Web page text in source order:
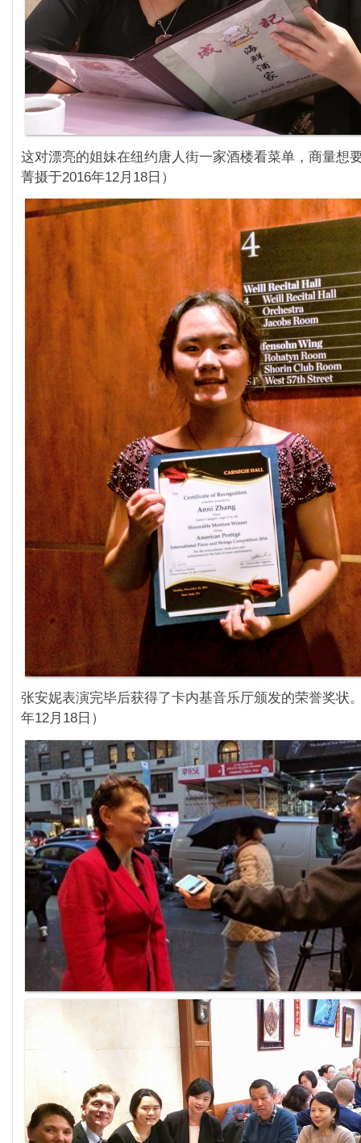
这对漂亮的姐妹在纽约唐人街一家酒楼看菜单，商量想
菁摄于2016年12月18日）
张安妮表演完毕后获得了卡内基音乐厅颁发的荣誉奖状
年12月18日）